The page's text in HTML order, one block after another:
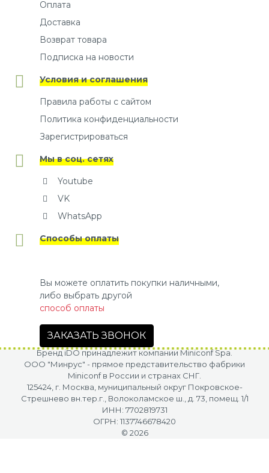
Оплата
Доставка
Возврат товара
Подписка на новости
Условия и соглашения
Правила работы с сайтом
Политика конфиденциальности
Зарегистрироваться
Мы в соц. сетях
Youtube
VK
WhatsApp
Способы оплаты
Вы можете оплатить покупки наличными,
либо выбрать другой
способ оплаты
ЗАКАЗАТЬ ЗВОНОК
Бренд iDO принадлежит компании Miniconf Spa.
OOO "Минрус" - прямое представительство фабрики
Miniconf в России и странах СНГ.
125424, г. Москва, муниципальный округ Покровское-
Стрешнево вн.тер.г., Волоколамское ш., д. 73, помещ. 1/1
ИНН: 7702819731
ОГРН: 1137746678420
© 2026